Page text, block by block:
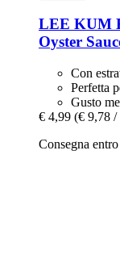
LEE KUM
Oyster
Con
Perfetta
Gusto
€ 4,99 (€ 9,78 /
Consegna